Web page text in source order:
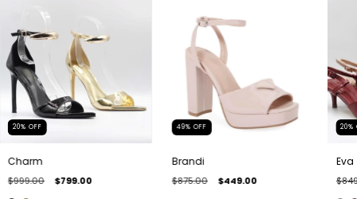
20% OFF
Charm
$999.00 $799.00
49%OFF
Brandi
$875.00 $449.00
20%
Eva